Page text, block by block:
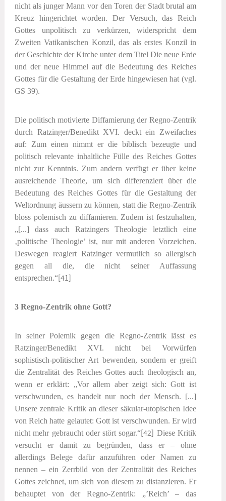
nicht als junger Mann vor den Toren der Stadt brutal am
Kreuz hingerichtet worden. Der Versuch, das Reich
Gottes unpolitisch zu verkürzen, widerspricht dem
Zweiten Vatikanischen Konzil, das als erstes Konzil in
der Geschichte der Kirche unter dem Titel Die neue Erde
und der neue Himmel auf die Bedeutung des Reiches
Gottes für die Gestaltung der Erde hingewiesen hat (vgl.
GS 39).
Die politisch motivierte Diffamierung der Regno-Zentrik
durch Ratzinger/Benedikt XVI. deckt ein Zweifaches
auf: Zum einen nimmt er die biblisch bezeugte und
politisch relevante inhaltliche Fülle des Reiches Gottes
nicht zur Kenntnis. Zum andern verfügt er über keine
ausreichende Theorie, um sich differenziert über die
Bedeutung des Reiches Gottes für die Gestaltung der
Weltordnung äussern zu können, statt die Regno-Zentrik
bloss polemisch zu diffamieren. Zudem ist festzuhalten,
„[...] dass auch Ratzingers Theologie letztlich eine
‚politische Theologie’ ist, nur mit anderen Vorzeichen.
Deswegen reagiert Ratzinger vermutlich so allergisch
gegen all die, die nicht seiner Auffassung
entsprechen.“[41]
3 Regno-Zentrik ohne Gott?
In seiner Polemik gegen die Regno-Zentrik lässt es
Ratzinger/Benedikt XVI. nicht bei Vorwürfen
sophistisch-politischer Art bewenden, sondern er greift
die Zentralität des Reiches Gottes auch theologisch an,
wenn er erklärt: „Vor allem aber zeigt sich: Gott ist
verschwunden, es handelt nur noch der Mensch. [...]
Unsere zentrale Kritik an dieser säkular-utopischen Idee
von Reich hatte gelautet: Gott ist verschwunden. Er wird
nicht mehr gebraucht oder stört sogar.“[42] Diese Kritik
versucht er damit zu begründen, dass er – ohne
allerdings Belege dafür anzuführen oder Namen zu
nennen – ein Zerrbild von der Zentralität des Reiches
Gottes zeichnet, um sich von diesem zu distanzieren. Er
behauptet von der Regno-Zentrik: „’Reich’ – das